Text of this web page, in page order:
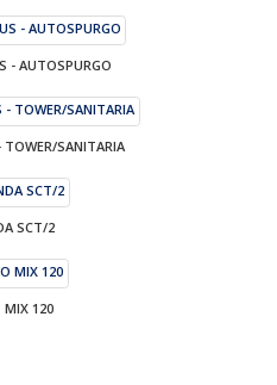
- AUTOSPURGO
SANITARIA
SCT/2
MIX 120